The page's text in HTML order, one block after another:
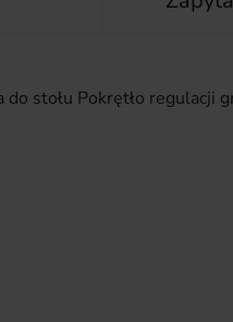
stołu Pokrętło regulacji